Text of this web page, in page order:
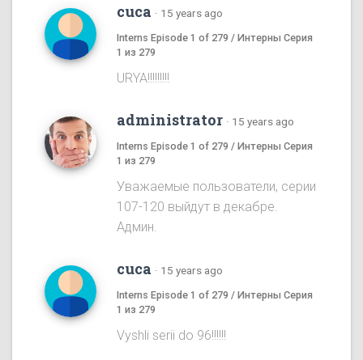
cuca · 15 years ago
Interns Episode 1 of 279 / Интерны Серия
1 из 279
URYA!!!!!!!!!
administrator · 15 years ago
Interns Episode 1 of 279 / Интерны Серия
1 из 279
Уважаемые пользователи, серии
107-120 выйдут в декабре.
Админ.
cuca · 15 years ago
Interns Episode 1 of 279 / Интерны Серия
1 из 279
Vyshli serii do 96!!!!!!